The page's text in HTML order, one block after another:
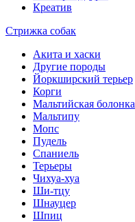
Креатив
Стрижка собак
Акита и хаски
Другие породы
Йоркширский терьер
Корги
Мальтийская болонка
Мальтипу
Мопс
Пудель
Спаниель
Терьеры
Чихуа-хуа
Ши-тцу
Шнауцер
Шпиц